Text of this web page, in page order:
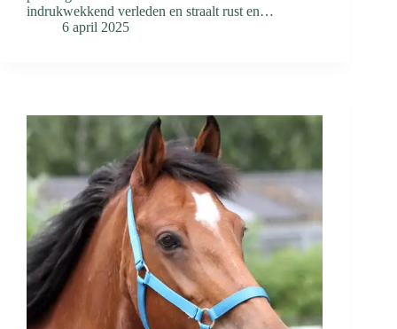
indrukwekkend verleden en straalt rust en…
6 april 2025